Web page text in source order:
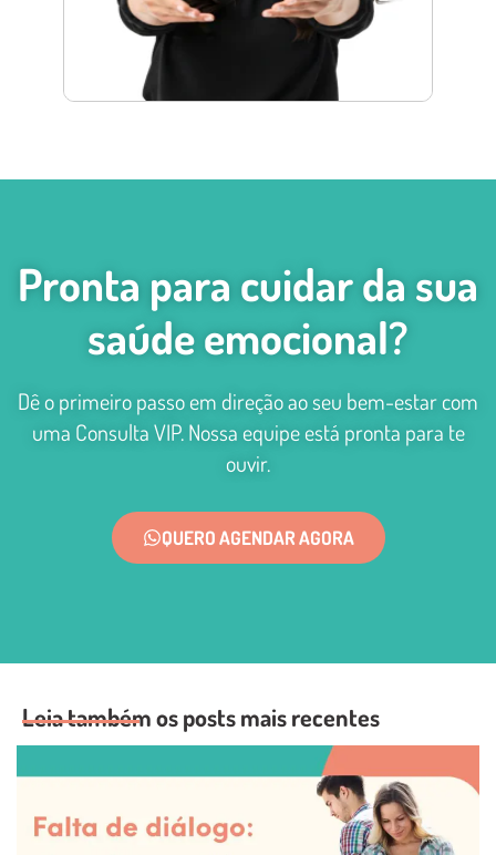
Pronta para cuidar da sua
saúde emocional?
Dê o primeiro passo em direção ao seu bem-estar com
uma Consulta VIP. Nossa equipe está pronta para te
ouvir.
QUERO AGENDAR AGORA
Leia também os posts mais recentes